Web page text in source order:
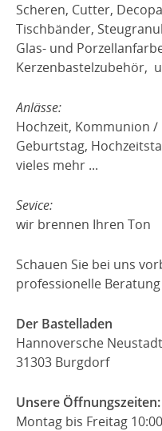
Scheren, Cutter,
Tischbänder,
Glas- und
Kerzenbastelzubehör,
Anlässe:
Hochzeit, Kommunion
Geburtstag,
vieles mehr ...
Sevice:
wir brennen Ihren Ton
Schauen Sie bei uns
professionelle
Der Bastelladen
Hannoversche
31303 Burgdorf
Unsere Öffnungszeiten:
Montag bis Freitag